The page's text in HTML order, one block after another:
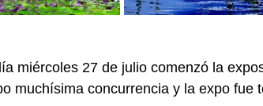
miércoles 27 de julio comenzó la
muchísima concurrencia y la expo fue